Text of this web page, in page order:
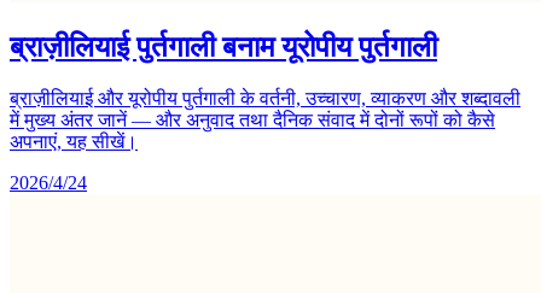
ब्राज़ीलियाई पुर्तगाली बनाम यूरोपीय पुर्तगाली
ब्राज़ीलियाई और यूरोपीय पुर्तगाली के वर्तनी, उच्चारण, व्याकरण और शब्दावली
में मुख्य अंतर जानें — और अनुवाद तथा दैनिक संवाद में दोनों रूपों को कैसे
अपनाएं, यह सीखें।
2026/4/24